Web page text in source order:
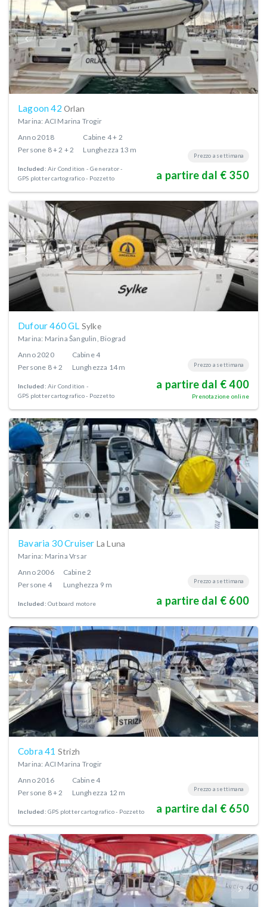
Lagoon 42 Orlan
Marina: ACI Marina Trogir
Anno2018 Cabine 4 + 2
Persone 8 + 2 + 2 Lunghezza 13 m
Included: Air Condition
Generator
GPS plotter cartografico - Pozzetto
Prezzo a settimana
a partire dal € 350
Dufour 460 GL Sylke
Marina: Marina Šangulin, Biograd
Anno2020 Cabine4
Persone 8 + 2 Lunghezza 14 m
Included: Air Condition
GPS plotter cartografico - Pozzetto
Prezzo a settimana
a partire dal € 400
Prenotazione online
Bavaria 30 Cruiser La Luna
Marina: Marina Vrsar
Anno2006 Cabine2
Persone 4 Lunghezza 9 m
Included: Outboard motore
Prezzo a settimana
a partire dal € 600
Cobra 41 Strizh
Marina: ACI Marina Trogir
Anno2016 Cabine4
Persone 8 + 2 Lunghezza 12 m
Included: GPS plotter cartografico - Pozzetto
Prezzo a settimana
a partire dal € 650